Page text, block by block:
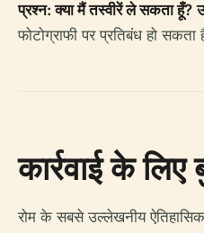
प्रश्न: क्या मैं तस्वीरें ले सकता हूँ?
फोटोग्राफी पर प्रतिबंध हो सकता
कार्रवाई के लिए
रोम के सबसे उल्लेखनीय